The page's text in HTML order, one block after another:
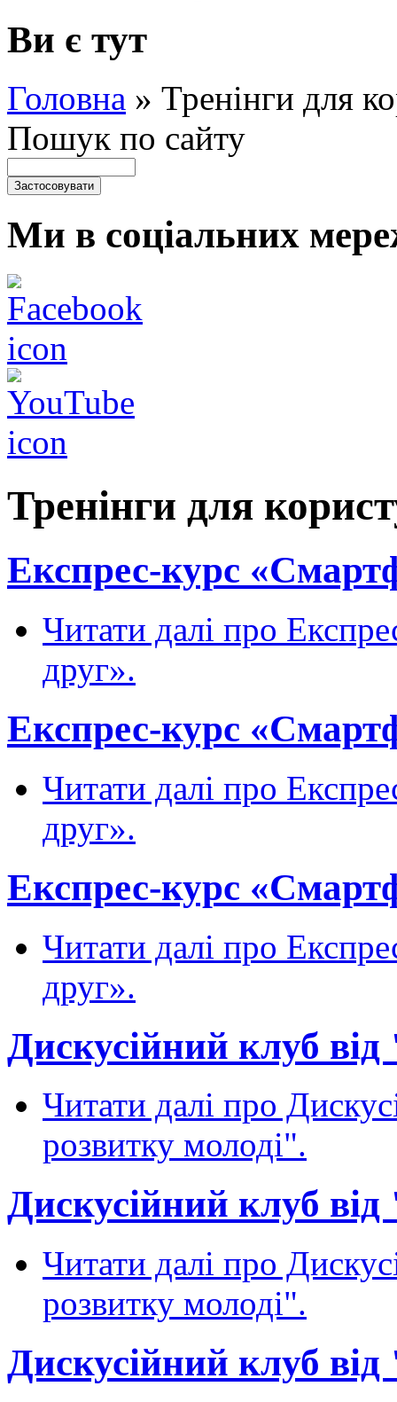
Ви є тут
Головна » Тренінги для
Пошук по сайту
Ми в соціальних
Тренінги для
Експрес-курс
Читати далі про
друг».
Експрес-курс
Читати далі про
друг».
Експрес-курс
Читати далі про
друг».
Дискусійний клуб
Читати далі про
розвитку молоді".
Дискусійний клуб
Читати далі про
розвитку молоді".
Дискусійний клуб